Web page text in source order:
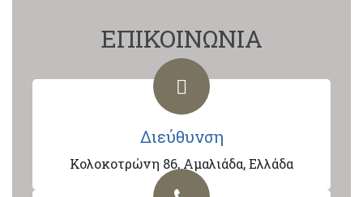
ΕΠΙΚΟΙΝΩΝΙΑ
Διεύθυνση
Κολοκοτρώνη 86, Αμαλιάδα, Ελλάδα